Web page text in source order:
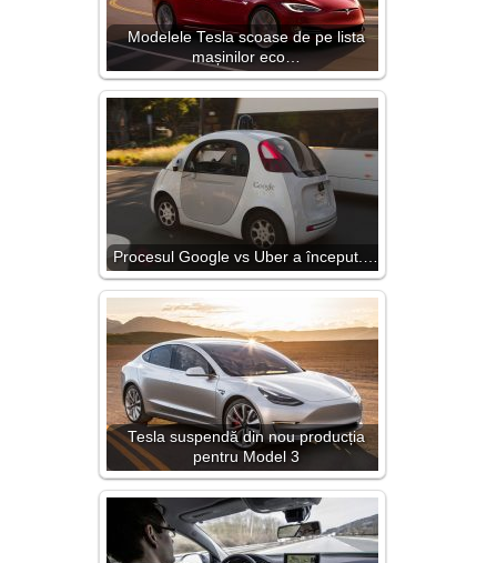
Modelele Tesla scoase de pe lista
mașinilor eco…
Procesul Google vs Uber a început.…
Tesla suspendă din nou producția
pentru Model 3